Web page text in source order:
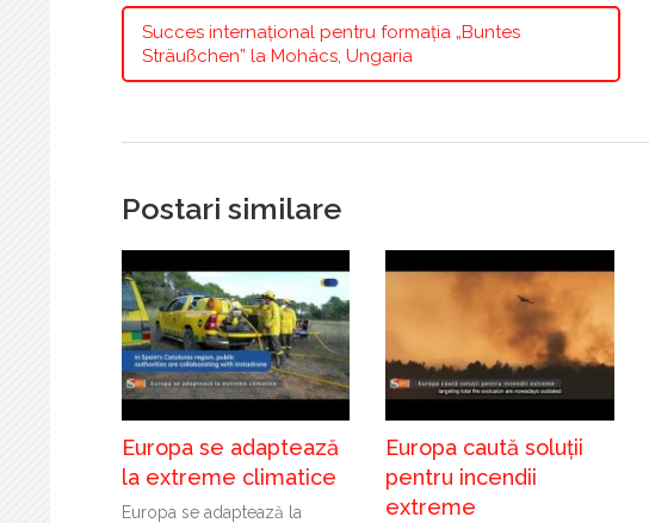
Succes internațional pentru formația „Buntes
Sträußchen” la Mohács, Ungaria
Postari similare
Europa se adaptează
la extreme climatice
Europa se adaptează la
Europa caută soluții
pentru incendii
extreme